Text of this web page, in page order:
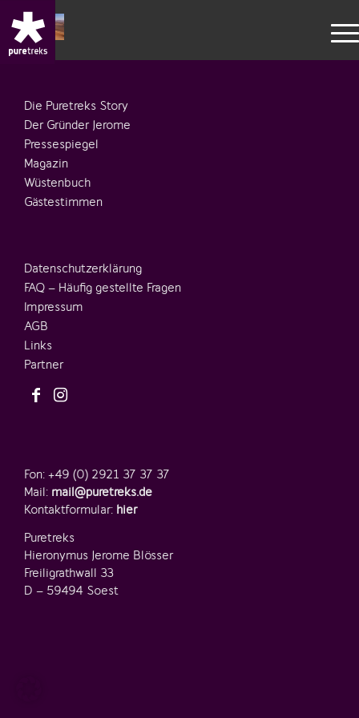
Die Puretreks Story
Der Gründer Jerome
Pressespiegel
Magazin
Wüstenbuch
Gästestimmen
Datenschutzerklärung
FAQ – Häufig gestellte Fragen
Impressum
AGB
Links
Partner
Fon: +49 (0) 2921 37 37 37
Mail: mail@puretreks.de
Kontaktformular: hier
Puretreks
Hieronymus Jerome Blösser
Freiligrathwall 33
D – 59494 Soest